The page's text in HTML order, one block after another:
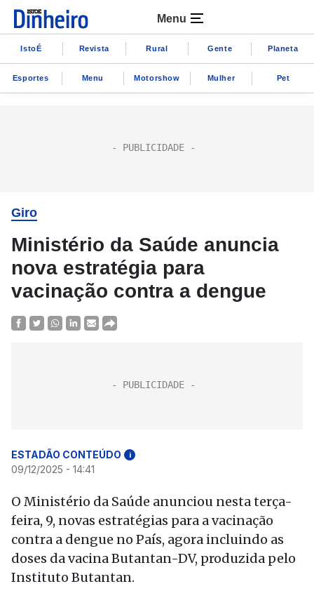
Menu
IstoÉ Revista Rural Gente Planeta
Esportes Menu Motorshow Mulher Pet
Giro
Ministério da Saúde anuncia
nova estratégia para
vacinação contra a dengue
ESTADÃO CONTEÚDO i
09/12/2025 - 14:41
O Ministério da Saúde anunciou nesta terça-
feira, 9, novas estratégias para a vacinação
contra a dengue no País, agora incluindo as
doses da vacina Butantan-DV, produzida pelo
Instituto Butantan.